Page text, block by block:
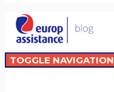
TOGGLE NAVIGATION